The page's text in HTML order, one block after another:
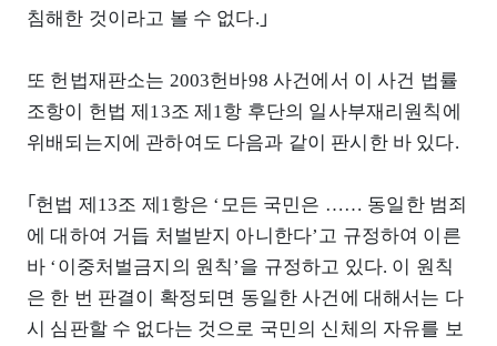
침해한 것이라고 볼 수 없다.｣
또 헌법재판소는 2003헌바98 사건에서 이 사건 법률
조항이 헌법 제13조 제1항 후단의 일사부재리원칙에
위배되는지에 관하여도 다음과 같이 판시한 바 있다.
｢헌법 제13조 제1항은 ‘모든 국민은 …… 동일한 범죄
에 대하여 거듭 처벌받지 아니한다’고 규정하여 이른
바 ‘이중처벌금지의 원칙’을 규정하고 있다. 이 원칙
은 한 번 판결이 확정되면 동일한 사건에 대해서는 다
시 심판할 수 없다는 것으로 국민의 신체의 자유를 보